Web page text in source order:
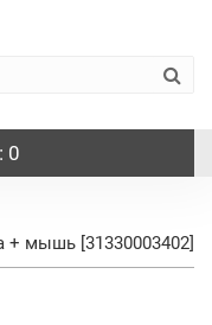
: 0
+ мышь [31330003402]